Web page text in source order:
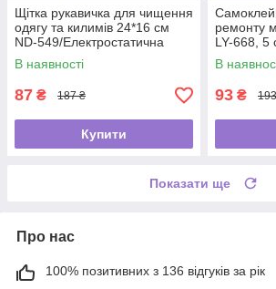
Щітка рукавичка для чищення
одягу та килимів 24*16 см
ND-549/Електростатична
рукавичка від шерсті
В наявності
87 ₴ 187 ₴
Купити
ремонту
LY-668, 5
фібергласу
В
93 ₴
Показати ще
Про нас
100% позитивних з 136 відгуків за рік